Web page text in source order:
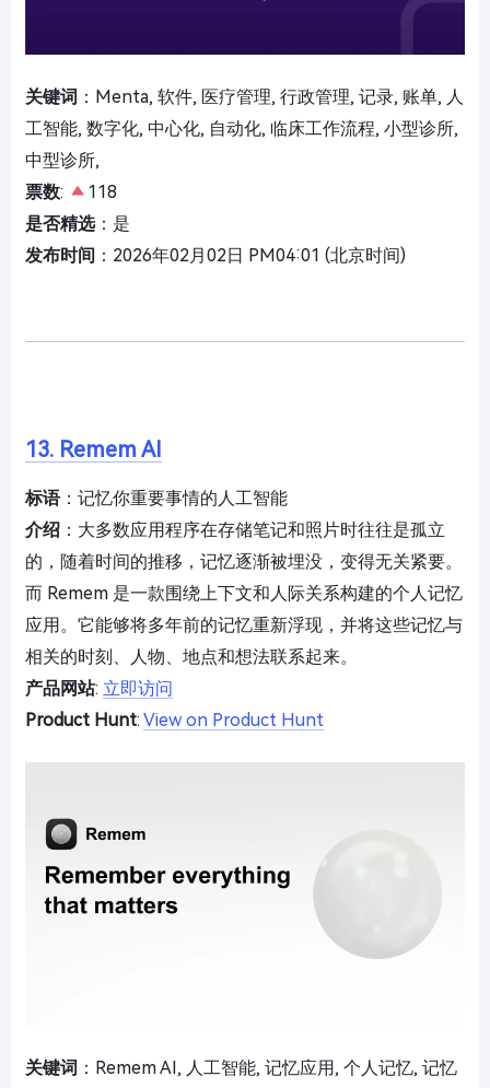
关键词 ：Menta, 软件, 医疗管理, 行政管理, 记录, 账单, 人
工智能, 数字化, 中心化, 自动化, 临床工作流程, 小型诊所,
中型诊所,
票数:
118
是否精选：是
发布时间 ：2026年02月02日 PM04:01 (北京时间)
13. Remem AI
标语：记忆你重要事情的人工智能
介绍 ：大多数应用程序在存储笔记和照片时往往是孤立
的，随着时间的推移，记忆逐渐被埋没，变得无关紧要。
而 Remem 是一款围绕上下文和人际关系构建的个人记忆
应用。它能够将多年前的记忆重新浮现，并将这些记忆与
相关的时刻、人物、地点和想法联系起来。
产品网站: 立即访问
Product Hunt: View on Product Hunt
关键词 ：Remem AI, 人工智能, 记忆应用, 个人记忆, 记忆